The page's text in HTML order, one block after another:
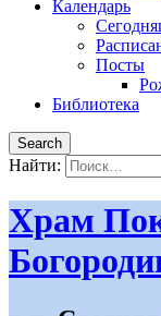
Календарь
Посты
Библиотека
Search
Найти:
Храм